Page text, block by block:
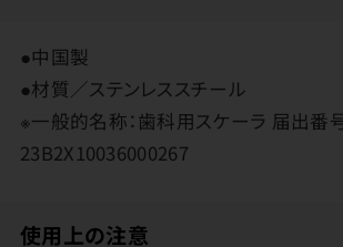
●中国製
●材質／ステンレススチール
※一般的名称：歯科用スケーラ 届出番号
23B2X10036000267
使用上の注意